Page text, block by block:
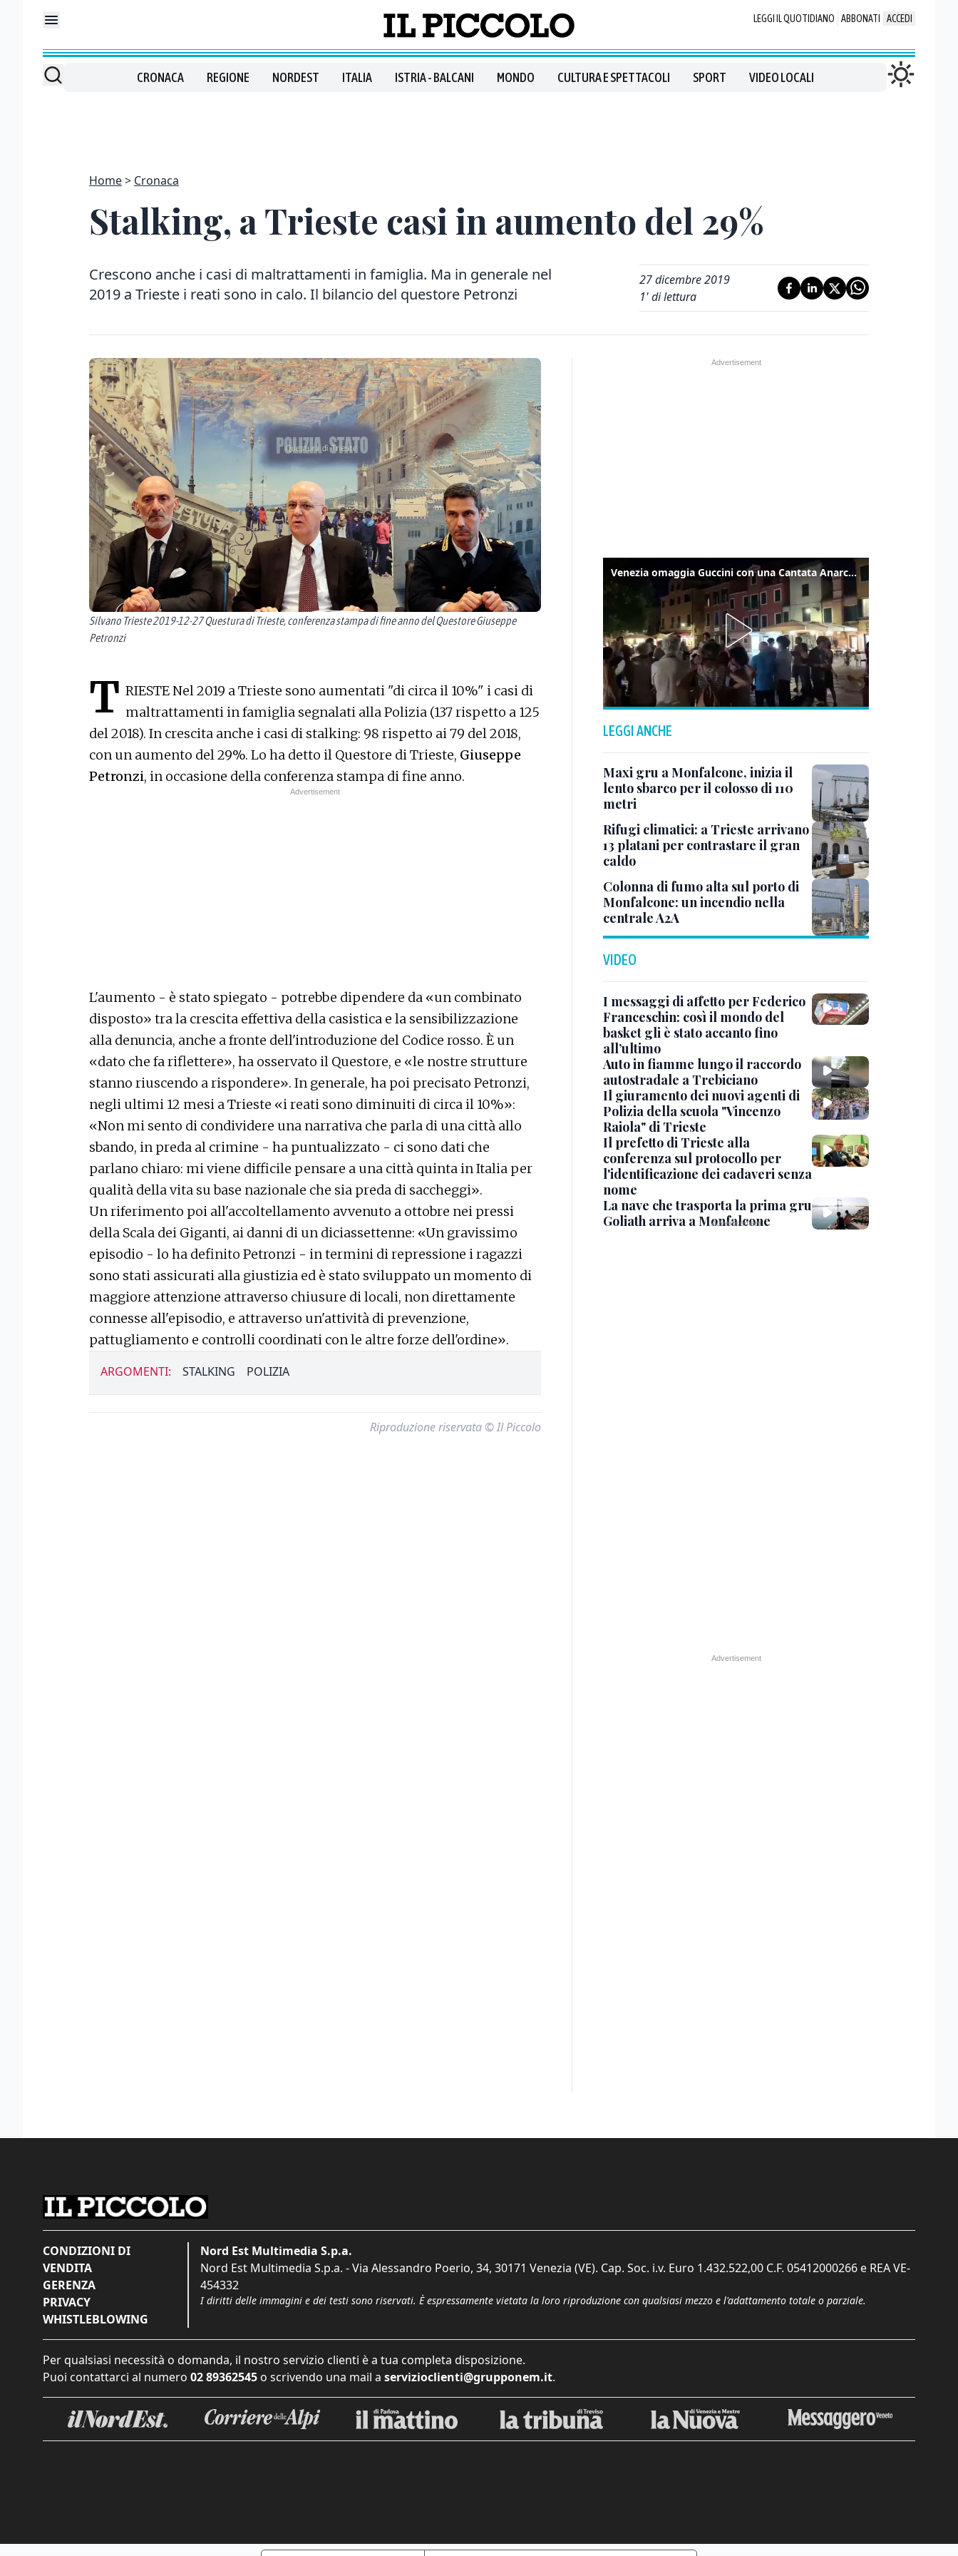
LEGGI IL QUOTIDIANO ABBONATI ACCEDI
CRONACA REGIONE NORDEST ITALIA ISTRIA - BALCANI MONDO CULTURA E SPETTACOLI SPORT VIDEO LOCALI
Home Cronaca
Stalking, a Trieste casi in aumento del 29%
Crescono anche i casi di maltrattamenti in famiglia. Ma in generale nel
2019 a Trieste i reati sono in calo. Il bilancio del questore Petronzi
27 dicembre 2019
1' di lettura
Silvano Trieste 2019-12-27 Questura di Trieste, conferenza stampa di fine anno del Questore Giuseppe
Petronzi
T RIESTE Nel 2019 a Trieste sono aumentati "di circa il 10%" i casi di
maltrattamenti in famiglia segnalati alla Polizia (137 rispetto a 125
del 2018). In crescita anche i casi di stalking: 98 rispetto ai 79 del 2018,
con un aumento del 29%. Lo ha detto il Questore di Trieste, Giuseppe
Petronzi, in occasione della conferenza stampa di fine anno.
L'aumento - è stato spiegato - potrebbe dipendere da «un combinato
disposto» tra la crescita effettiva della casistica e la sensibilizzazione
alla denuncia, anche a fronte dell'introduzione del Codice rosso. È un
«dato che fa riflettere», ha osservato il Questore, e «le nostre strutture
stanno riuscendo a rispondere». In generale, ha poi precisato Petronzi,
negli ultimi 12 mesi a Trieste «i reati sono diminuiti di circa il 10%»:
«Non mi sento di condividere una narrativa che parla di una città allo
sbando, in preda al crimine - ha puntualizzato - ci sono dati che
parlano chiaro: mi viene difficile pensare a una città quinta in Italia per
qualità della vita su base nazionale che sia preda di saccheggi».
Un riferimento poi all'accoltellamento avvenuto a ottobre nei pressi
della Scala dei Giganti, ai danni di un diciassettenne: «Un gravissimo
episodio - lo ha definito Petronzi - in termini di repressione i ragazzi
sono stati assicurati alla giustizia ed è stato sviluppato un momento di
maggiore attenzione attraverso chiusure di locali, non direttamente
connesse all'episodio, e attraverso un'attività di prevenzione,
pattugliamento e controlli coordinati con le altre forze dell'ordine».
ARGOMENTI: STALKING POLIZIA
Riproduzione riservata © Il Piccolo
Venezia omaggia Guccini con una Cantata Anarchica in campo Santa Margherita
LEGGI ANCHE
Maxi gru a Monfalcone, inizia il
lento sbarco per il colosso di 110
metri
Rifugi climatici: a Trieste arrivano
13 platani per contrastare il gran
caldo
Colonna di fumo alta sul porto di
Monfalcone: un incendio nella
centrale A2A
VIDEO
I messaggi di affetto per Federico
Franceschin: così il mondo del
basket gli è stato accanto fino
all’ultimo
Auto in fiamme lungo il raccordo
autostradale a Trebiciano
Il giuramento dei nuovi agenti di
Polizia della scuola "Vincenzo
Raiola" di Trieste
Il prefetto di Trieste alla
conferenza sul protocollo per
l'identificazione dei cadaveri senza
nome
La nave che trasporta la prima gru
Goliath arriva a Monfalcone
CONDIZIONI DI
VENDITA
GERENZA
PRIVACY
WHISTLEBLOWING
Nord Est Multimedia S.p.a.
Nord Est Multimedia S.p.a. - Via Alessandro Poerio, 34, 30171 Venezia (VE). Cap. Soc. i.v. Euro 1.432.522,00 C.F. 05412000266 e REA VE-
454332
I diritti delle immagini e dei testi sono riservati. È espressamente vietata la loro riproduzione con qualsiasi mezzo e l'adattamento totale o parziale.
Per qualsiasi necessità o domanda, il nostro servizio clienti è a tua completa disposizione.
Puoi contattarci al numero 02 89362545 o scrivendo una mail a servizioclienti@grupponem.it.